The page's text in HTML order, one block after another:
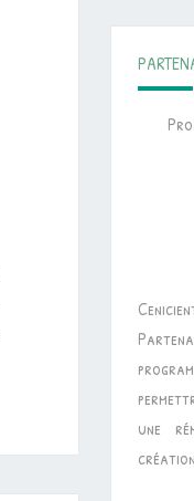
une